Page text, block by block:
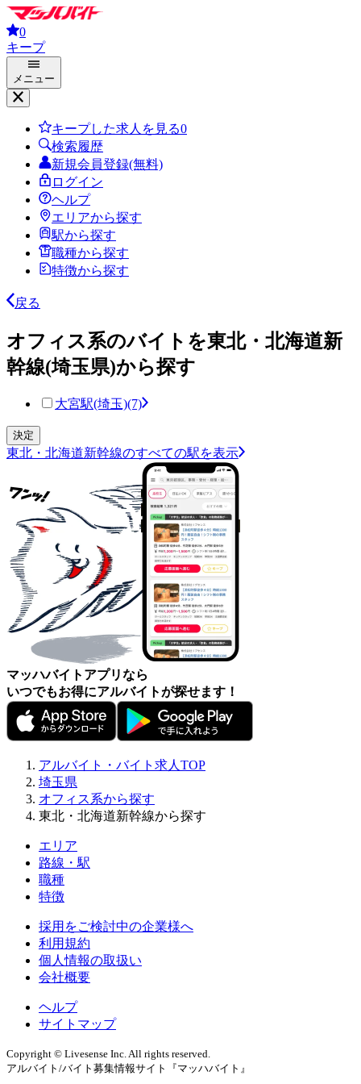
0
キープ
メニュー
キープした求人を見る0
検索履歴
新規会員登録(無料)
ログイン
ヘルプ
エリアから探す
駅から探す
職種から探す
特徴から探す
戻る
オフィス系のバイトを東北・北海道新
幹線(埼玉県)から探す
大宮駅(埼玉)(7)
東北・北海道新幹線のすべての駅を表示
マッハバイトアプリなら
いつでもお得にアルバイトが探せます！
アルバイト・バイト求人TOP
埼玉県
オフィス系から探す
東北・北海道新幹線から探す
エリア
路線・駅
職種
特徴
採用をご検討中の企業様へ
利用規約
個人情報の取扱い
会社概要
ヘルプ
サイトマップ
Copyright © Livesense Inc. All rights reserved.
アルバイト/バイト募集情報サイト『マッハバイト』